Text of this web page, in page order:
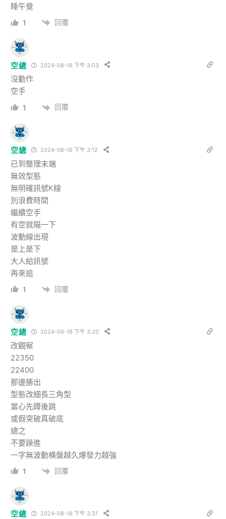
睡午覺
1 回覆
空總 2024-08-16 下午 3:03
沒動作
空手
1 回覆
空總 2024-08-16 下午 3:12
已到整理末端
無效型態
無明確訊號K線
別浪費時間
繼續空手
有空就𣈴一下
波動線出現
是上是下
大人給訊號
再來追
1 回覆
空總 2024-08-16 下午 3:20
改觀察
22350
22400
那邊勝出
型態改細長三角型
當心先蹲後跳
或假突破真破底
總之
不要躁進
一字無波動橫盤越久爆發力越強
1 回覆
空總 2024-08-16 下午 3:31